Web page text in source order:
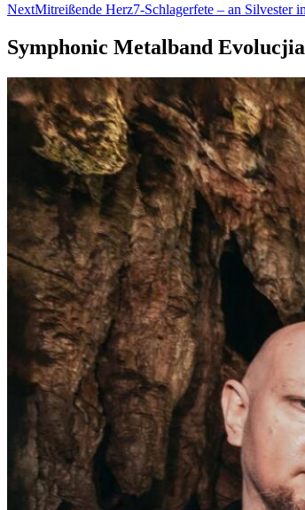
NextMitreißende Herz7-Schlagerfete – an Silvester
Symphonic Metalband